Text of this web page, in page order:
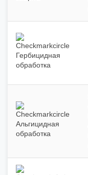
Гербицидная
обработка
Альгицидная
обработка